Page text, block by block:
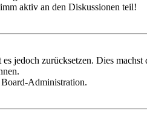
aktiv an den Diskussionen teil!
jedoch zurücksetzen. Dies
Board-Administration.